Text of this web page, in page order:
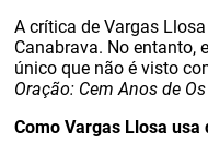
A crítica de Vargas
Canabrava. No entanto,
único que não é visto
Oração: Cem Anos de
Como Vargas Llosa